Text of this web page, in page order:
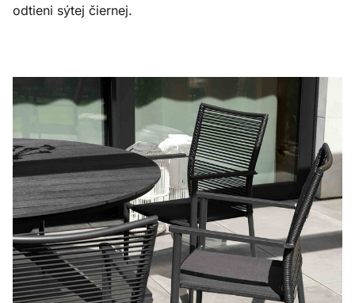
odtieni sýtej čiernej.